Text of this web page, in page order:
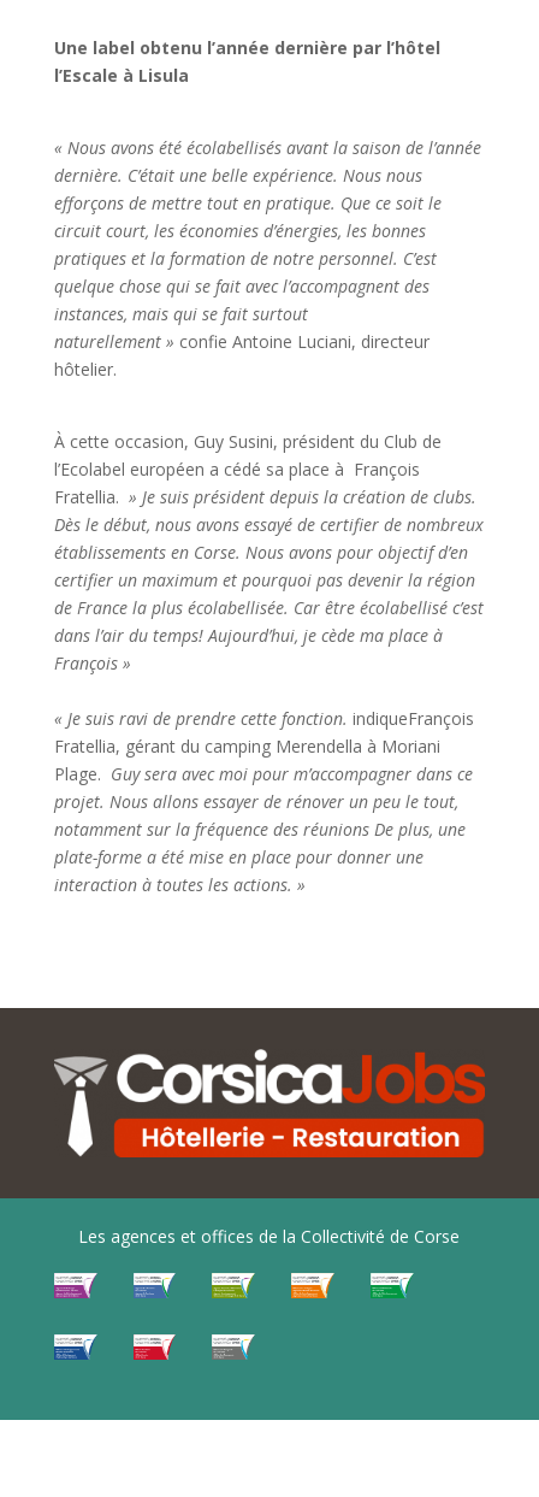
Une label obtenu l’année dernière par l’hôtel
l’Escale à Lisula
« Nous avons été écolabellisés avant la saison de l’année
dernière. C’était une belle expérience. Nous nous
efforçons de mettre tout en pratique. Que ce soit le
circuit court, les économies d’énergies, les bonnes
pratiques et la formation de notre personnel. C’est
quelque chose qui se fait avec l’accompagnent des
instances, mais qui se fait surtout
naturellement » confie Antoine Luciani, directeur
hôtelier.
À cette occasion, Guy Susini, président du Club de
l’Ecolabel européen a cédé sa place à François
Fratellia. » Je suis président depuis la création de clubs.
Dès le début, nous avons essayé de certifier de nombreux
établissements en Corse. Nous avons pour objectif d’en
certifier un maximum et pourquoi pas devenir la région
de France la plus écolabellisée. Car être écolabellisé c’est
dans l’air du temps! Aujourd’hui, je cède ma place à
François »
« Je suis ravi de prendre cette fonction. indiqueFrançois
Fratellia, gérant du camping Merendella à Moriani
Plage. Guy sera avec moi pour m’accompagner dans ce
projet. Nous allons essayer de rénover un peu le tout,
notamment sur la fréquence des réunions De plus, une
plate-forme a été mise en place pour donner une
interaction à toutes les actions. »
Les agences et offices de la Collectivité de Corse